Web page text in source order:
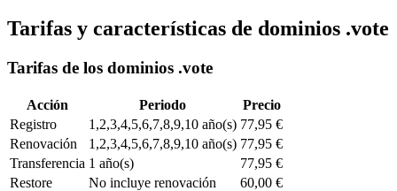
Tarifas y características de dominios .vote
Tarifas de los dominios .vote
Acción Periodo
Precio
Registro
1,2,3,4,5,6,7,8,9,10 año(s) 77,95 €
Renovación
1,2,3,4,5,6,7,8,9,10 año(s) 77,95 €
Transferencia 1 año(s)
77,95 €
Restore
No incluye renovación 60,00 €